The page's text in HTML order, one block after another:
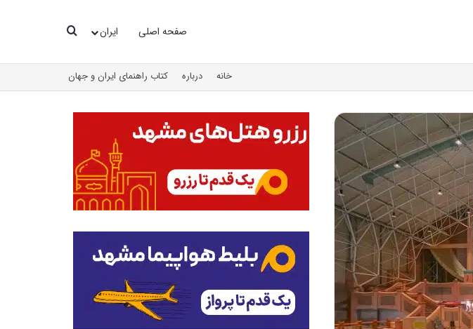
صفحه اصلی ایران
خانه درباره کتاب راهنمای ایران و جهان